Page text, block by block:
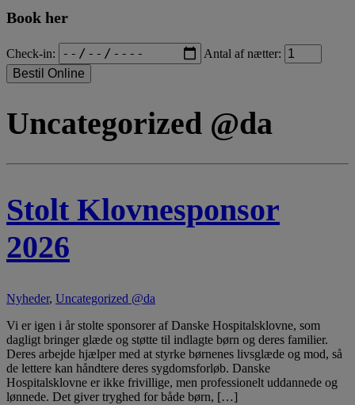
Book her
Check-in:
Antal af nætter:
Bestil Online
Uncategorized @da
Stolt Klovnesponsor
2026
Nyheder, Uncategorized @da
Vi er igen i år stolte sponsorer af Danske Hospitalsklovne, som
dagligt bringer glæde og støtte til indlagte børn og deres familier.
Deres arbejde hjælper med at styrke børnenes livsglæde og mod, så
de lettere kan håndtere deres sygdomsforløb. Danske
Hospitalsklovne er ikke frivillige, men professionelt uddannede og
lønnede. Det giver tryghed for både børn, […]